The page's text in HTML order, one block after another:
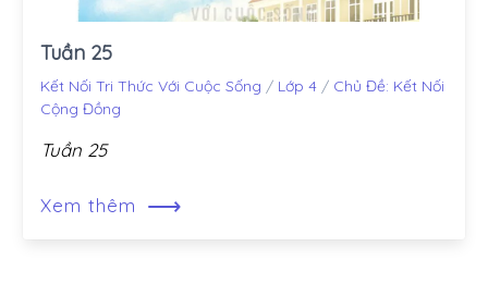
Tuần 25
Kết Nối Tri Thức Với Cuộc Sống / Lớp 4 / Chủ Đề: Kết Nối
Cộng Đồng
Tuần 25
Xem thêm ⟶